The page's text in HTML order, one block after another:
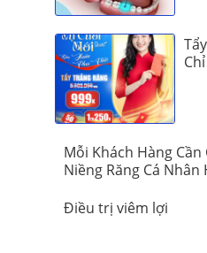
Mỗi Khách Hàng
Niềng Răng Cá Nhân
Điều trị viêm lợi